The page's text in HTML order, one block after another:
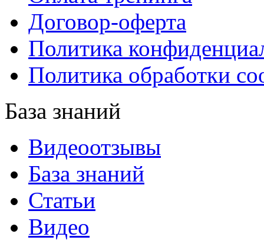
Договор-оферта
Политика
Политика обработки
База знаний
Видеоотзывы
База знаний
Статьи
Видео